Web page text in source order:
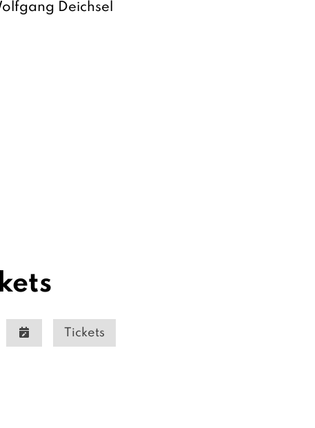
Deichsel
Tickets